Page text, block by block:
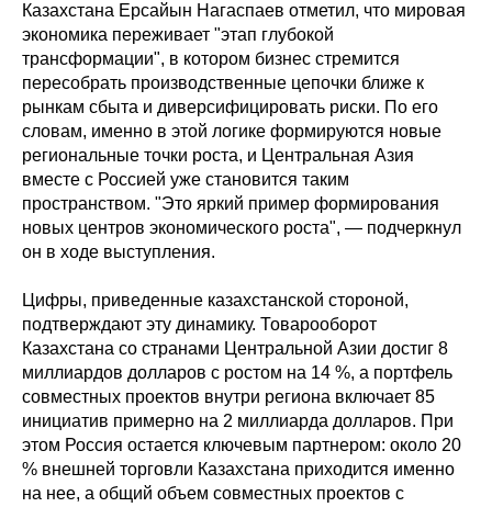
Казахстана Ерсайын Нагаспаев отметил, что мировая
экономика переживает "этап глубокой
трансформации", в котором бизнес стремится
пересобрать производственные цепочки ближе к
рынкам сбыта и диверсифицировать риски. По его
словам, именно в этой логике формируются новые
региональные точки роста, и Центральная Азия
вместе с Россией уже становится таким
пространством. "Это яркий пример формирования
новых центров экономического роста", — подчеркнул
он в ходе выступления.
Цифры, приведенные казахстанской стороной,
подтверждают эту динамику. Товарооборот
Казахстана со странами Центральной Азии достиг 8
миллиардов долларов с ростом на 14 %, а портфель
совместных проектов внутри региона включает 85
инициатив примерно на 2 миллиарда долларов. При
этом Россия остается ключевым партнером: около 20
% внешней торговли Казахстана приходится именно
на нее, а общий объем совместных проектов с